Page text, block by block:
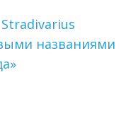
названиями